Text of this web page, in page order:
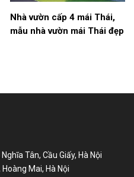
Nhà vườn cấp 4 mái Thái,
mẫu nhà vườn mái Thái đẹp
Tân, Cầu Giấy, Hà Nội
Mai, Hà Nội